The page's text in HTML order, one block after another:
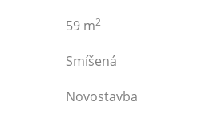
59 m2
Smíšená
Novostavba